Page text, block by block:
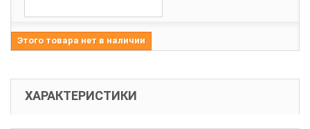
Этого товара нет в наличии
ХАРАКТЕРИСТИКИ